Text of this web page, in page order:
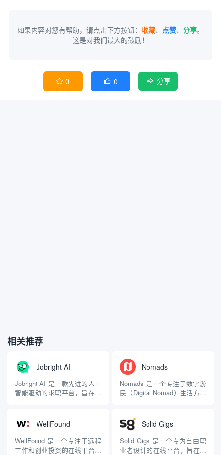
如果内容对您有帮助，请点击下方按钮： 收藏、 点赞、 分享。
这是对我们最大的鼓励！
 0  0 分享
相关推荐
Jobright AI
Jobright AI 是一款先进的人工
智能驱动的求职平台，旨在帮
Jobright AI 利用先进的算法和
机器学习技术，根据用户的技
能、经验和职业目标提供个性
化的职位推荐，帮助用户找...
Nomads
Nomads 是一个专注于数字游
民（Digital Nomad）生活方式
社区互动等服务。该网站的创
始人Pieter Levels于2014年创
建了Nomad List，旨在帮助自
由职业者找...
WellFound
WellFound 是一个专注于远程
工作和创业投资的在线平台，
Solid Gigs
Solid Gigs 是一个专为自由职
业者设计的在线平台，旨在帮